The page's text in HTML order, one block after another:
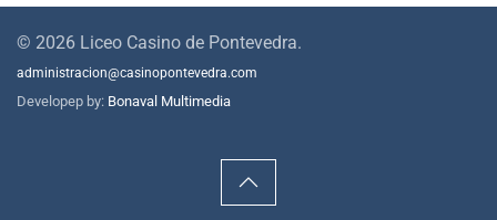
© 2026 Liceo Casino de Pontevedra.
administracion@casinopontevedra.com
Developep by: Bonaval Multimedia